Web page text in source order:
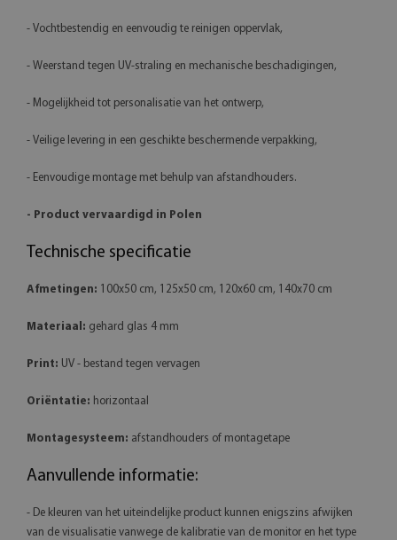
- Vochtbestendig en eenvoudig te reinigen oppervlak,
- Weerstand tegen UV-straling en mechanische beschadigingen,
- Mogelijkheid tot personalisatie van het ontwerp,
- Veilige levering in een geschikte beschermende verpakking,
- Eenvoudige montage met behulp van afstandhouders.
- Product vervaardigd in Polen
Technische specificatie
Afmetingen: 100x50 cm, 125x50 cm, 120x60 cm, 140x70 cm
Materiaal: gehard glas 4 mm
Print: UV - bestand tegen vervagen
Oriëntatie: horizontaal
Montagesysteem: afstandhouders of montagetape
Aanvullende informatie:
- De kleuren van het uiteindelijke product kunnen enigszins afwijken
van de visualisatie vanwege de kalibratie van de monitor en het type